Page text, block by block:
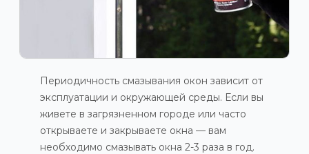
Периодичность смазывания окон зависит от
эксплуатации и окружающей среды. Если вы
живете в загрязненном городе или часто
открываете и закрываете окна — вам
необходимо смазывать окна 2-3 раза в год.